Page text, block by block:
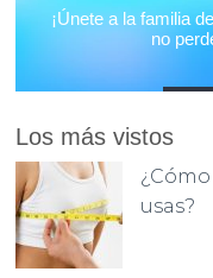
Los más vistos
usas?